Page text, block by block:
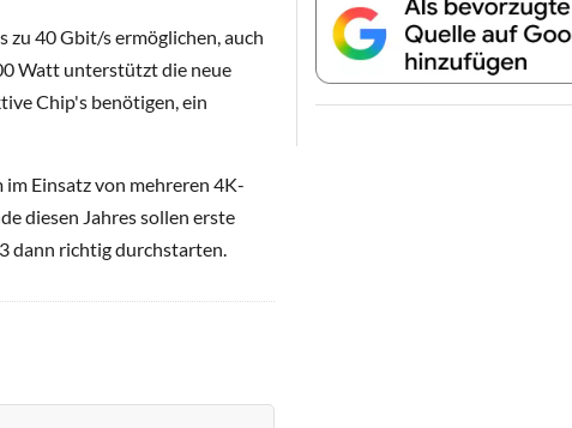
40 Gbit/s ermöglichen, auch
Watt unterstützt die neue
Chip's benötigen, ein
Einsatz von mehreren 4K-
diesen Jahres sollen erste
dann richtig durchstarten.